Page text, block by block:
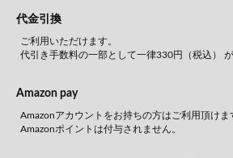
代金引換
ご利用いただけます。
代引き手数料の一部として一律330円（税込） が
Amazon pay
Amazonアカウントをお持ちの方はご利用頂けま
Amazonポイントは付与されません。